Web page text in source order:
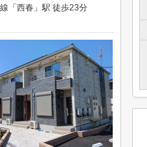
「西春」駅 徒歩23分